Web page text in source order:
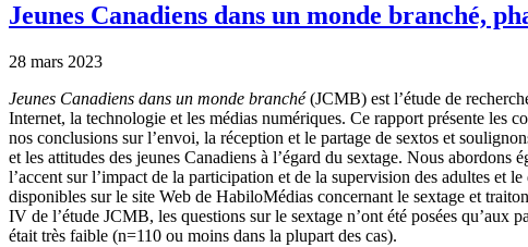
Jeunes Canadiens dans un monde branché,
28 mars 2023
Jeunes Canadiens dans un monde branché(JCMB) est l’étude de
Internet, la technologie et les médias numériques. Ce rapport présente les
nos conclusions sur l’envoi, la réception et le partage de sextos et
et les attitudes des jeunes Canadiens à l’égard du sextage. Nous
l’accent sur l’impact de la participation et de la supervision des adultes et
disponibles sur le site Web de HabiloMédias concernant le sextage et
IV de l’étude JCMB, les questions sur le sextage n’ont été posées
était très faible (n=110 ou moins dans la plupart des cas).